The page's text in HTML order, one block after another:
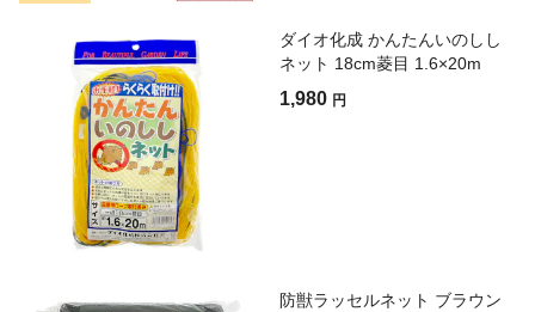
ダイオ化成 かんたんいのしし
ネット 18cm菱目 1.6×20m
1,980 円
防獣ラッセルネット ブラウン